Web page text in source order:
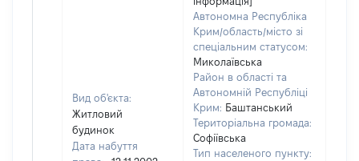
Вид об'єкта:
Житловий
будинок
Дата набуття
Автономна Республіка
Крим/область/місто зі
спеціальним статусом:
Миколаївська
Район в області та
Автономній Республіці
Крим: Баштанський
Територіальна громада:
Софіївська
Тип населеного пункту: